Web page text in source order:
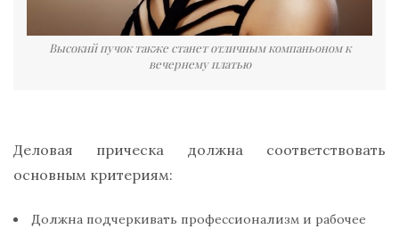
Высокий пучок также станет отличным компаньоном к
вечернему платью
Деловая прическа должна соответствовать
основным критериям:
Должна подчеркивать профессионализм и рабочее